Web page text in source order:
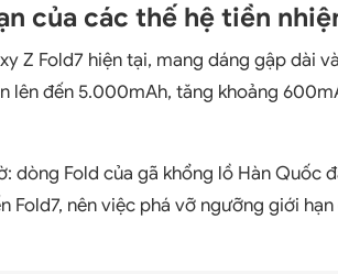
của các thế hệ tiền
Z Fold7 hiện tại, mang dáng gập dài
lên đến 5.000mAh, tăng khoảng
dòng Fold của gã khổng lồ Hàn Quốc
Fold7, nên việc phá vỡ ngưỡng giới